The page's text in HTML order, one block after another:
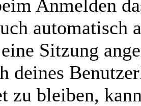
Anmelden
automatisch
Sitzung
deines
zu bleiben,